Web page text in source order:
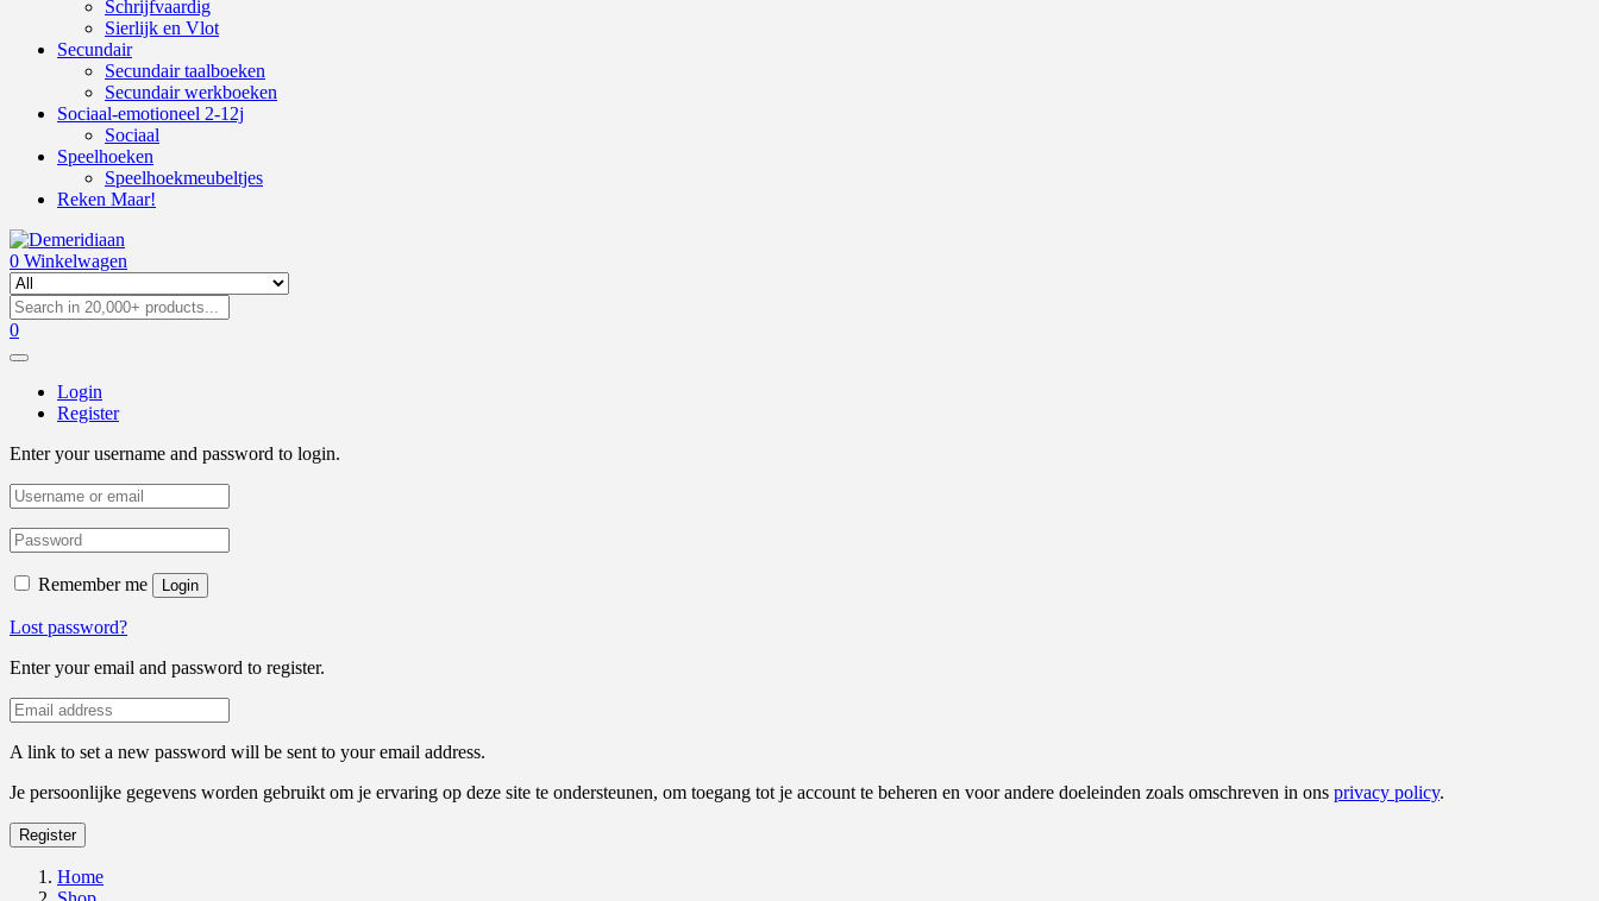
Schrijfvaardig
Sierlijk en Vlot
Secundair
Secundair taalboeken
Secundair werkboeken
Sociaal-emotioneel 2-12j
Sociaal
Speelhoeken
Speelhoekmeubeltjes
Reken Maar!
0 Winkelwagen
0
Login
Register
Enter your username and password to login.
Remember me Login
Lost password?
Enter your email and password to register.
A link to set a new password will be sent to your email address.
Je persoonlijke gegevens worden gebruikt om je ervaring op deze site te ondersteunen, om toegang tot je account te beheren en voor andere doeleinden zoals omschreven in ons privacy policy.
Register
Home